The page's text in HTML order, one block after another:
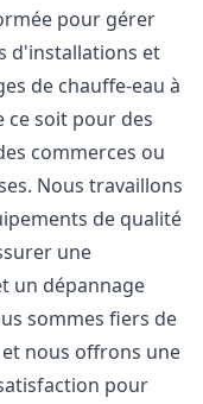
pour gérer
d'installations et
de chauffe-eau à
ce soit pour des
commerces ou
Nous travaillons
de qualité
une
un dépannage
sommes fiers de
nous offrons une
pour